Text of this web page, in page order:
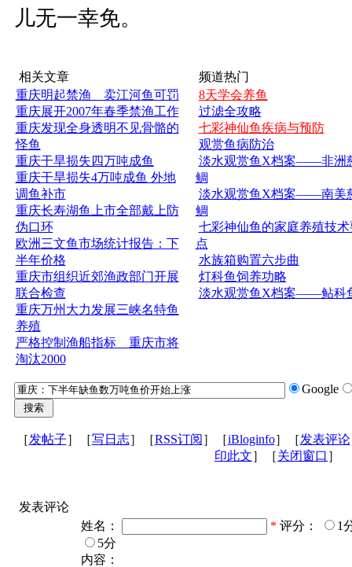
儿无一幸免。
相关文章
重庆明起禁渔 卖江河鱼可罚
重庆展开2007年春季禁渔工作
重庆发现全身透明不见骨骼的
怪鱼
重庆干旱损失四万吨成鱼
重庆干旱损失4万吨成鱼 外地
调鱼补市
重庆长寿湖鱼上市全部戴上防
伪口环
欧洲三文鱼市场统计报告：下
半年价格
重庆市组织近郊渔政部门开展
联合检查
重庆万州大力发展三峡名特鱼
养殖
严格控制渔船指标 重庆市将
淘汰2000
频道热门
8天学会养鱼
过滤全攻略
七彩神仙鱼疾病与预防
观赏鱼病防治
淡水观赏鱼X档案——非洲
鲷
淡水观赏鱼X档案——南美
鲷
七彩神仙鱼的家庭养殖技术
点
水族箱购置六步曲
灯科鱼饲养功略
淡水观赏鱼X档案——鲇科
Google
［发帖子］［写日志］［RSS订阅 ］［iBloginfo］［发表评论
印此文］［关闭窗口 ］
发表评论
姓名：
* 评分：
1
5分
内容：